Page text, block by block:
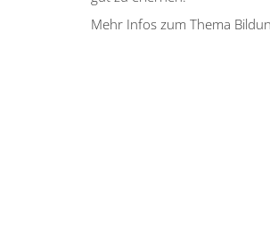
Mehr Infos zum Thema